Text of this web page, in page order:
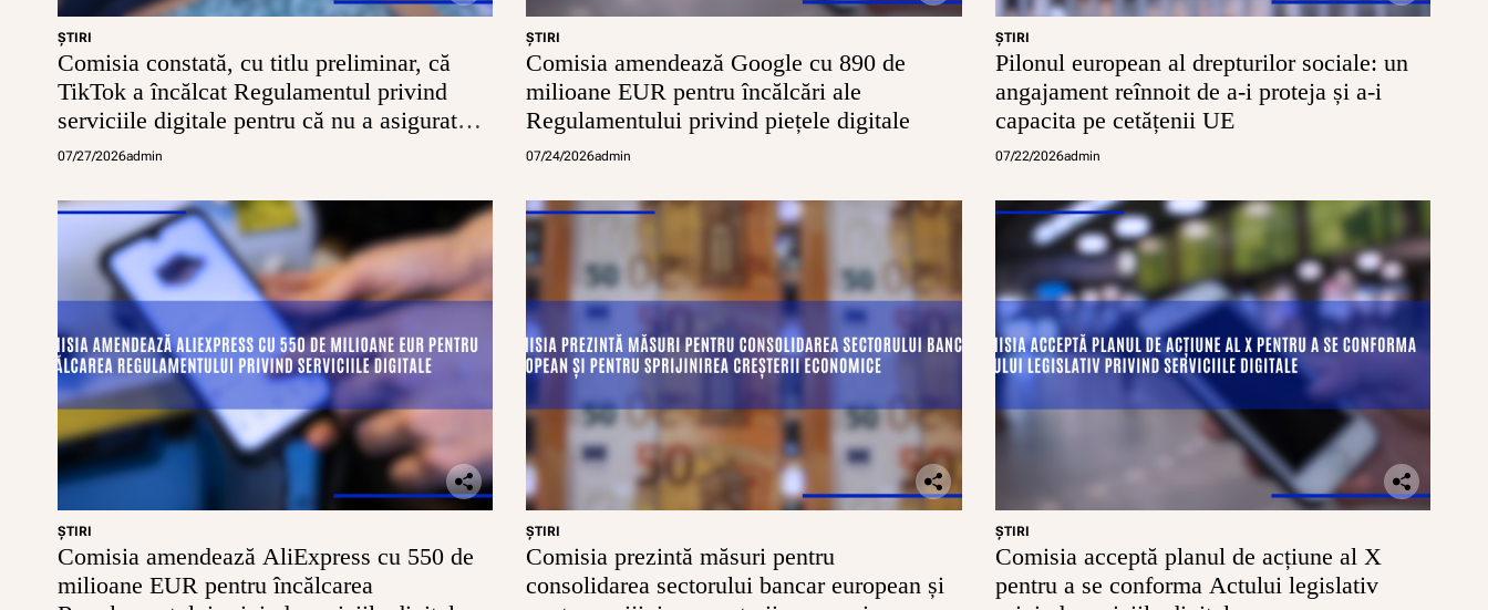
ŞTIRI
Comisia constată, cu titlu preliminar, că
TikTok a încălcat Regulamentul privind
serviciile digitale pentru că nu a asigurat
conturi sigure pentru minori
07/27/2026admin
ŞTIRI
Comisia amendează Google cu 890 de
milioane EUR pentru încălcări ale
Regulamentului privind piețele digitale
07/24/2026admin
ŞTIRI
Pilonul european al drepturilor sociale: un
angajament reînnoit de a-i proteja și a-i
capacita pe cetățenii UE
07/22/2026admin
ŞTIRI
Comisia amendează AliExpress cu 550 de
milioane EUR pentru încălcarea
ŞTIRI
Comisia prezintă măsuri pentru
consolidarea sectorului bancar european și
ŞTIRI
Comisia acceptă planul de acțiune al X
pentru a se conforma Actului legislativ